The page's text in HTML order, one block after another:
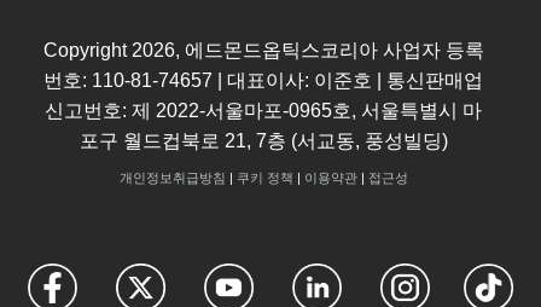
Copyright 2026, 에드몬드옵틱스코리아 사업자 등록
번호: 110-81-74657 | 대표이사: 이준호 | 통신판매업
신고번호: 제 2022-서울마포-0965호, 서울특별시 마
포구 월드컵북로 21, 7층 (서교동, 풍성빌딩)
개인정보취급방침 쿠키 정책 이용약관| 접근성